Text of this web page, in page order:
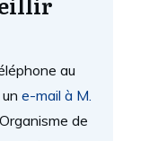
au
e-mail à M.
de